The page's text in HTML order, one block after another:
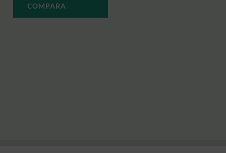
COMPARA